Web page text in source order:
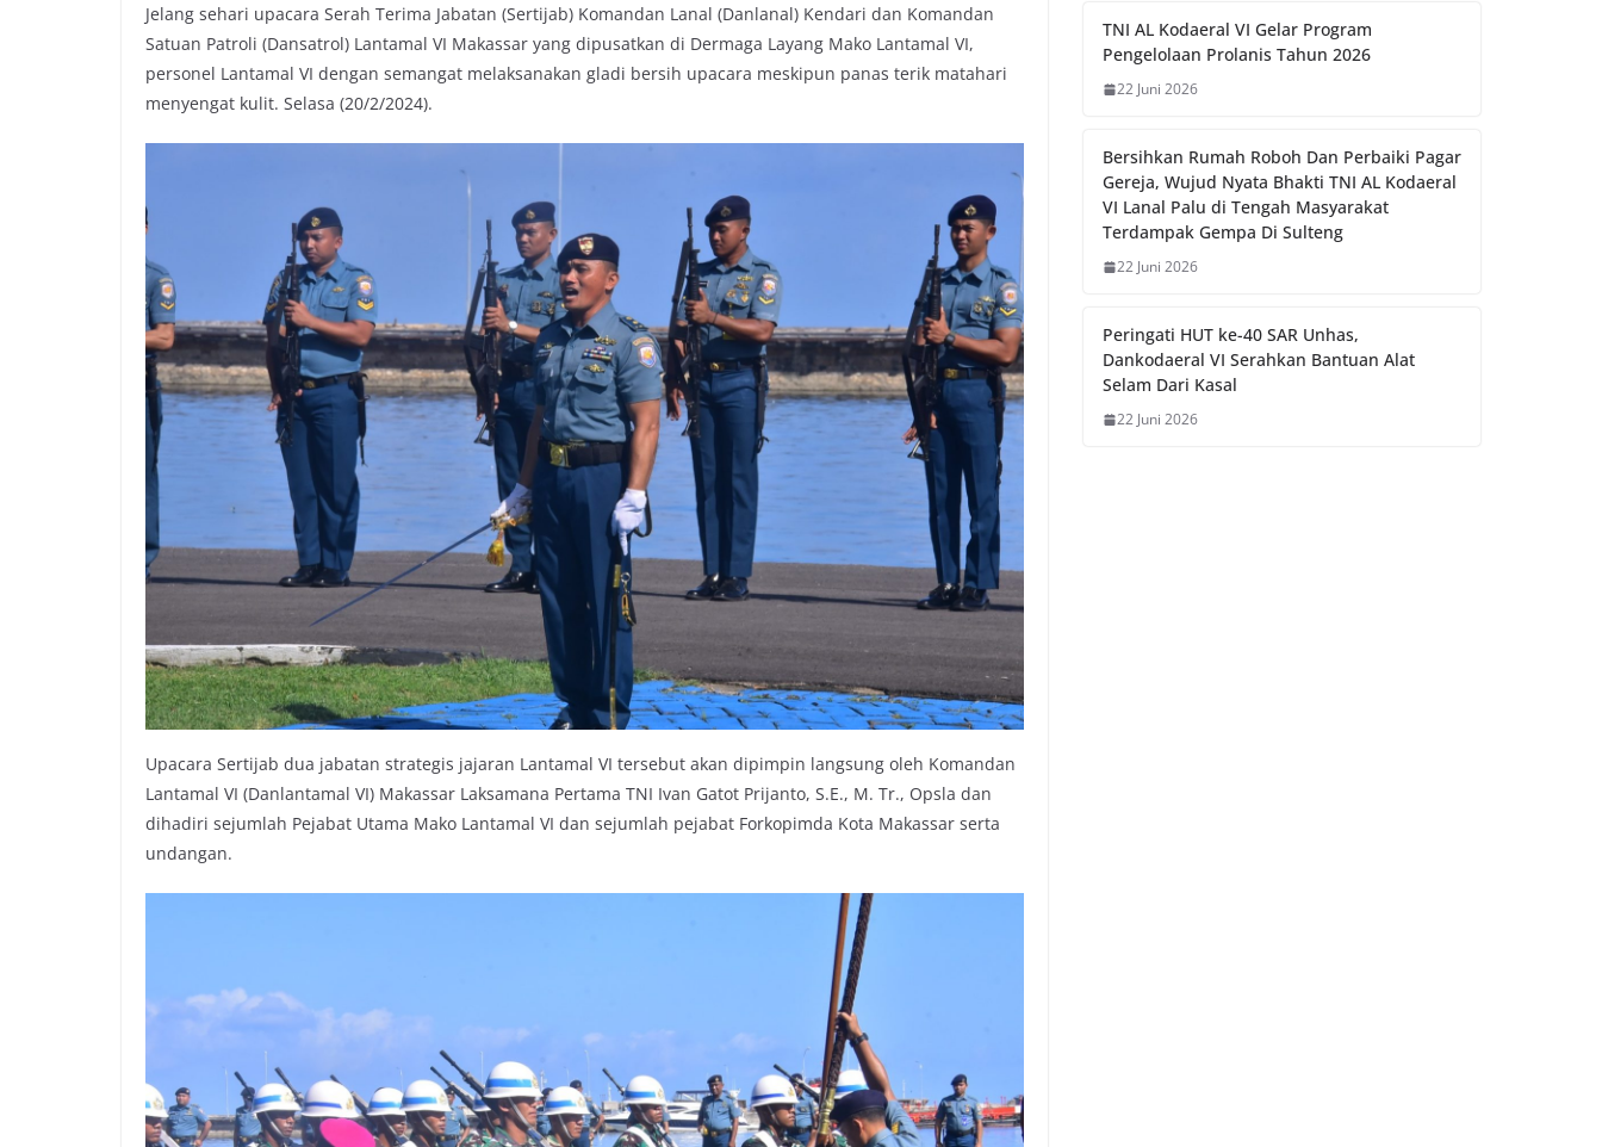
Jelang sehari upacara Serah Terima Jabatan (Sertijab) Komandan Lanal (Danlanal) Kendari dan Komandan
Satuan Patroli (Dansatrol) Lantamal VI Makassar yang dipusatkan di Dermaga Layang Mako Lantamal VI,
personel Lantamal VI dengan semangat melaksanakan gladi bersih upacara meskipun panas terik matahari
menyengat kulit. Selasa (20/2/2024).
Upacara Sertijab dua jabatan strategis jajaran Lantamal VI tersebut akan dipimpin langsung oleh Komandan
Lantamal VI (Danlantamal VI) Makassar Laksamana Pertama TNI Ivan Gatot Prijanto, S.E., M. Tr., Opsla dan
dihadiri sejumlah Pejabat Utama Mako Lantamal VI dan sejumlah pejabat Forkopimda Kota Makassar serta
undangan.
TNI AL Kodaeral VI Gelar Program
Pengelolaan Prolanis Tahun 2026
22 Juni 2026
Bersihkan Rumah Roboh Dan Perbaiki Pagar
Gereja, Wujud Nyata Bhakti TNI AL Kodaeral
VI Lanal Palu di Tengah Masyarakat
Terdampak Gempa Di Sulteng
22 Juni 2026
Peringati HUT ke-40 SAR Unhas,
Dankodaeral VI Serahkan Bantuan Alat
Selam Dari Kasal
22 Juni 2026